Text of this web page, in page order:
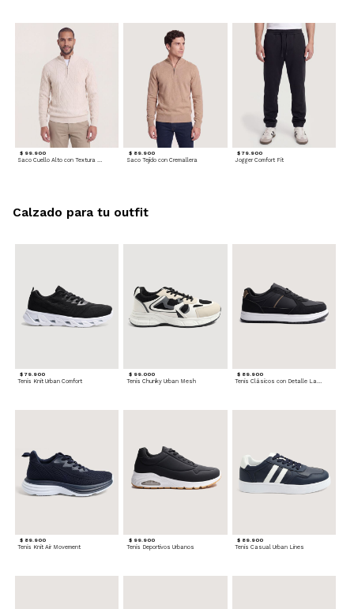
$ 99.900
Saco Cuello Alto con Textura Trenzada
$ 89.900
Saco Tejido con Cremallera
$ 79.900
Jogger Comfort Fit
$ 79.900
Tenis Knit Urban Comfort
$ 99.000
Tenis Chunky Urban Mesh
$ 89.900
Tenis Clásicos con Detalle Lateral
$ 89.900
Tenis Knit Air Movement
$ 99.900
Tenis Deportivos Urbanos
$ 89.900
Tenis Casual Urban Lines
Calzado para tu outfit